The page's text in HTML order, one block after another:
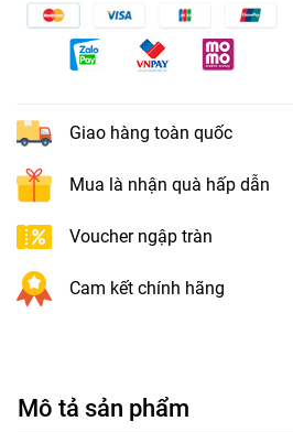
Giao hàng toàn quốc
Mua là nhận quà hấp dẫn
Voucher ngập tràn
Cam kết chính hãng
Mô tả sản phẩm